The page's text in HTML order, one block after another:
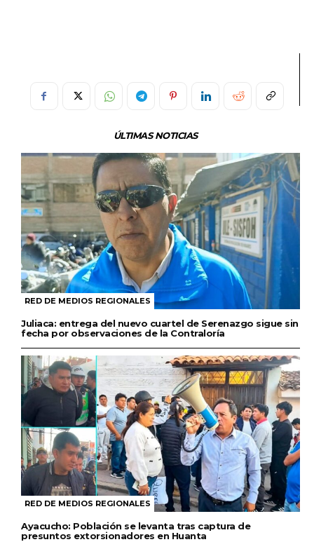
ÚLTIMAS NOTICIAS
RED DE MEDIOS REGIONALES
Juliaca: entrega del nuevo cuartel de Serenazgo sigue sin
fecha por observaciones de la Contraloría
RED DE MEDIOS REGIONALES
Ayacucho: Población se levanta tras captura de
presuntos extorsionadores en Huanta